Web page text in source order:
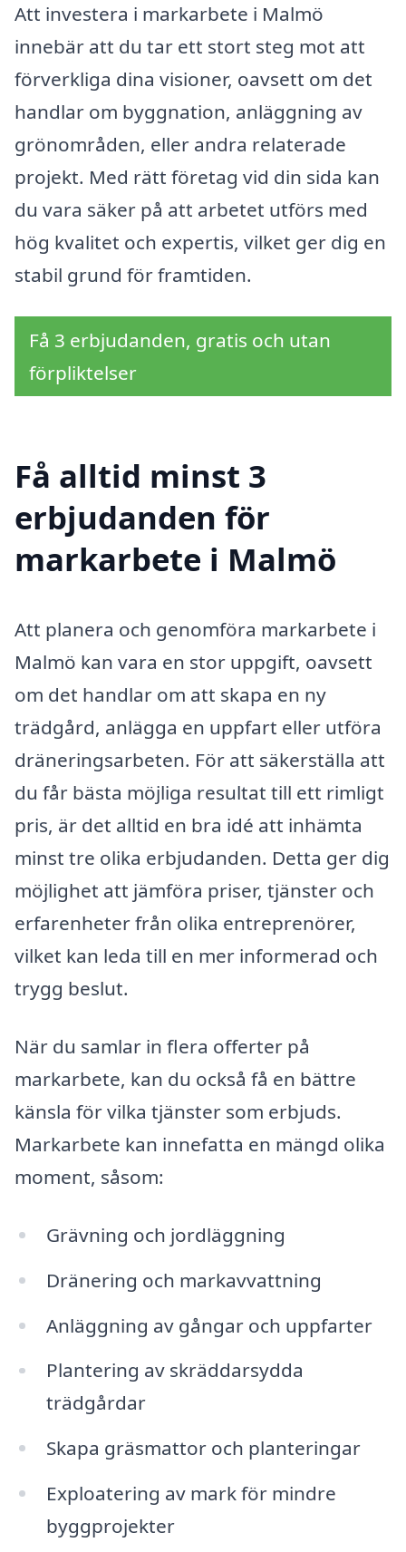
Att investera i markarbete i Malmö
innebär att du tar ett stort steg mot att
förverkliga dina visioner, oavsett om det
handlar om byggnation, anläggning av
grönområden, eller andra relaterade
projekt. Med rätt företag vid din sida kan
du vara säker på att arbetet utförs med
hög kvalitet och expertis, vilket ger dig en
stabil grund för framtiden.
Få 3 erbjudanden, gratis och utan
förpliktelser
Få alltid minst 3
erbjudanden för
markarbete i Malmö
Att planera och genomföra markarbete i
Malmö kan vara en stor uppgift, oavsett
om det handlar om att skapa en ny
trädgård, anlägga en uppfart eller utföra
dräneringsarbeten. För att säkerställa att
du får bästa möjliga resultat till ett rimligt
pris, är det alltid en bra idé att inhämta
minst tre olika erbjudanden. Detta ger dig
möjlighet att jämföra priser, tjänster och
erfarenheter från olika entreprenörer,
vilket kan leda till en mer informerad och
trygg beslut.
När du samlar in flera offerter på
markarbete, kan du också få en bättre
känsla för vilka tjänster som erbjuds.
Markarbete kan innefatta en mängd olika
moment, såsom:
Grävning och jordläggning
Dränering och markavvattning
Anläggning av gångar och uppfarter
Plantering av skräddarsydda
trädgårdar
Skapa gräsmattor och planteringar
Exploatering av mark för mindre
byggprojekter